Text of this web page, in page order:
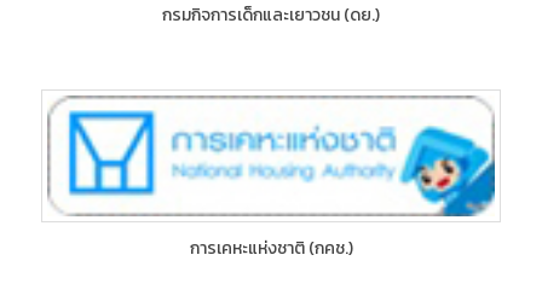
กรมกิจการเด็กและเยาวชน (ดย.)
การเคหะแห่งชาติ (กคช.)